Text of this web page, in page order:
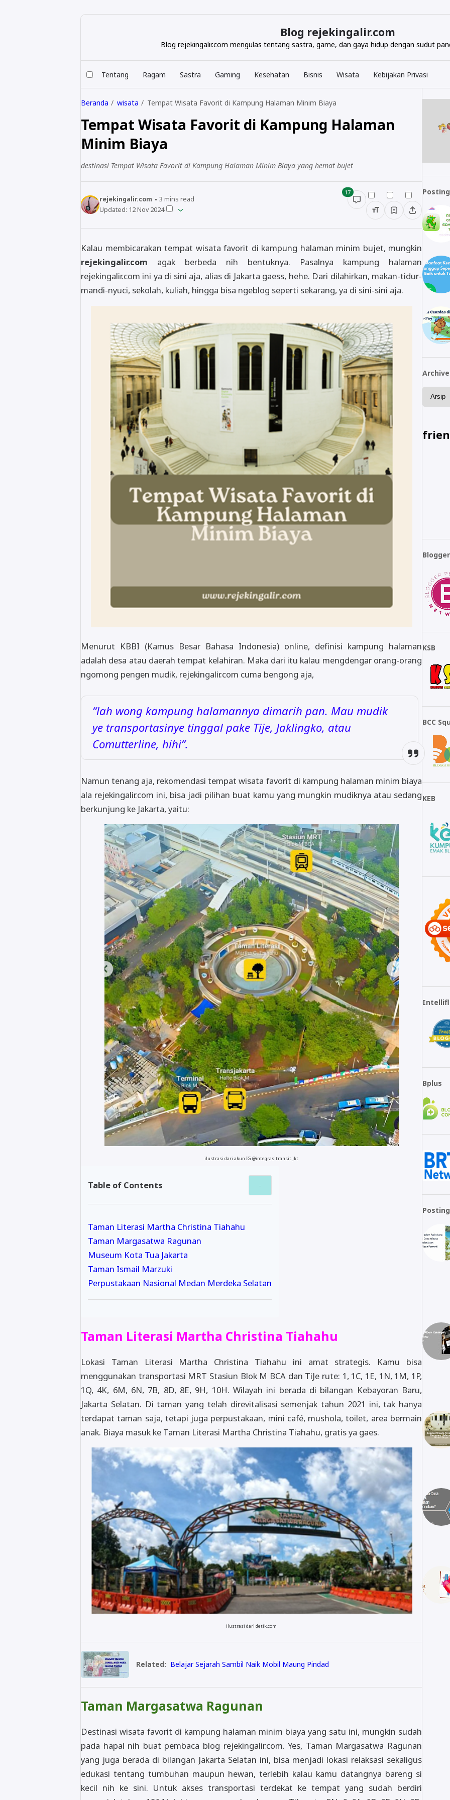
Blog rejekingalir.com
Blog rejekingalir.com mengulas tentang sastra, game, dan gaya hidup dengan sudut
Tentang Ragam Sastra Gaming Kesehatan Bisnis Wisata Kebijakan Privasi
Beranda wisata Tempat Wisata Favorit di Kampung Halaman Minim Biaya
Tempat Wisata Favorit di Kampung Halaman
Minim Biaya
destinasi Tempat Wisata Favorit di Kampung Halaman Minim Biaya yang hemat bujet
rejekingalir.com 3 mins read
Updated: 12 Nov 2024
17
Kalau membicarakan tempat wisata favorit di kampung halaman minim bujet, mungkin
rejekingalir.com agak berbeda nih bentuknya. Pasalnya kampung halaman
rejekingalir.com ini ya di sini aja, alias di Jakarta gaess, hehe. Dari dilahirkan, makan-tidur-
mandi-nyuci, sekolah, kuliah, hingga bisa ngeblog seperti sekarang, ya di sini-sini aja.
Menurut KBBI (Kamus Besar Bahasa Indonesia) online, definisi kampung halaman
adalah desa atau daerah tempat kelahiran. Maka dari itu kalau mengdengar orang-orang
ngomong pengen mudik, rejekingalir.com cuma bengong aja,
“lah wong kampung halamannya dimarih pan. Mau mudik
ye transportasinye tinggal pake Tije, Jaklingko, atau
Comutterline, hihi”.
Namun tenang aja, rekomendasi tempat wisata favorit di kampung halaman minim biaya
ala rejekingalir.com ini, bisa jadi pilihan buat kamu yang mungkin mudiknya atau sedang
berkunjung ke Jakarta, yaitu:
ilustrasi dari akun IG @integrasitransit.jkt
Table of Contents
Taman Literasi Martha Christina Tiahahu
Taman Margasatwa Ragunan
Museum Kota Tua Jakarta
Taman Ismail Marzuki
Perpustakaan Nasional Medan Merdeka Selatan
Taman Literasi Martha Christina Tiahahu
Lokasi Taman Literasi Martha Christina Tiahahu ini amat strategis. Kamu bisa
menggunakan transportasi MRT Stasiun Blok M BCA dan TiJe rute: 1, 1C, 1E, 1N, 1M, 1P,
1Q, 4K, 6M, 6N, 7B, 8D, 8E, 9H, 10H. Wilayah ini berada di bilangan Kebayoran Baru,
Jakarta Selatan. Di taman yang telah direvitalisasi semenjak tahun 2021 ini, tak hanya
terdapat taman saja, tetapi juga perpustakaan, mini café, mushola, toilet, area bermain
anak. Biaya masuk ke Taman Literasi Martha Christina Tiahahu, gratis ya gaes.
ilustrasi dari detik.com
Related: Belajar Sejarah Sambil Naik Mobil Maung Pindad
Taman Margasatwa Ragunan
Destinasi wisata favorit di kampung halaman minim biaya yang satu ini, mungkin sudah
pada hapal nih buat pembaca blog rejekingalir.com. Yes, Taman Margasatwa Ragunan
yang juga berada di bilangan Jakarta Selatan ini, bisa menjadi lokasi relaksasi sekaligus
edukasi tentang tumbuhan maupun hewan, terlebih kalau kamu datangnya bareng si
kecil nih ke sini. Untuk akses transportasi terdekat ke tempat yang sudah berdiri
Archive
KSB
BCC
KEB
Bplus